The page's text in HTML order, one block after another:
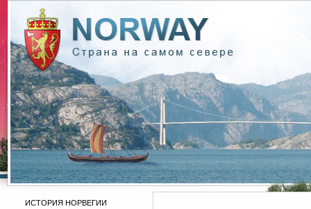
ИСТОРИЯ НОРВЕГИИ